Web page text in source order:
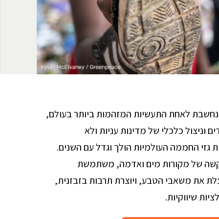
לאחת התעשיות המזהמות ביותר בעולם,
וניצול כלכלי של מדינות עניות ולא
החממה העולמיות הולך וגדל עם השנים.
קשה של מקורות מים ואדמה, משתמשת
את משאבי הטבע, ויוצרת תרבות בזבזנית,
שיווקיות.